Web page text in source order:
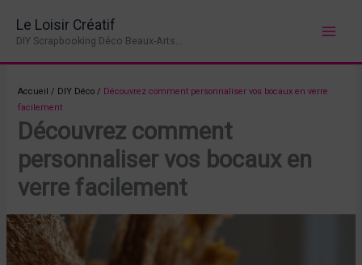
contenu
Le Loisir Créatif
DIY Scrapbooking Déco Beaux-Arts...
Accueil / DIY Déco / Découvrez comment personnaliser vos bocaux en verre
facilement
Découvrez comment
personnaliser vos bocaux en
verre facilement